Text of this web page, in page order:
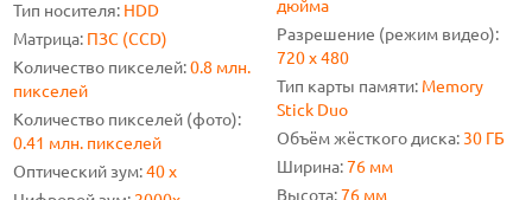
Тип носителя: HDD
Матрица: ПЗС (CCD)
Количество пикселей:0.8 млн.
пикселей
Количество пикселей (фото):
0.41 млн. пикселей
Оптический зум:40 x
дюйма
Разрешение (режим видео):
720 x 480
Тип карты памяти: Memory
Stick Duo
Объём жёсткого диска: 30 ГБ
Ширина:76 мм
Высота:76 мм